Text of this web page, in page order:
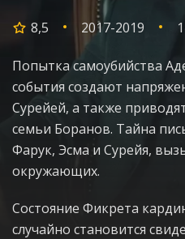
8,5 2017-2019
Попытка самоубийства
события создают
Сурейей, а также
семьи Боранов. Тайна
Фарук, Эсма и Сурейя,
окружающих.
Состояние Фикрета
случайно становится